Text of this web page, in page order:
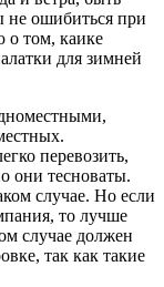
не ошибиться при
о том, каике
для зимней
перевозить,
они тесноваты.
случае. Но если
то лучше
случае должен
так как такие